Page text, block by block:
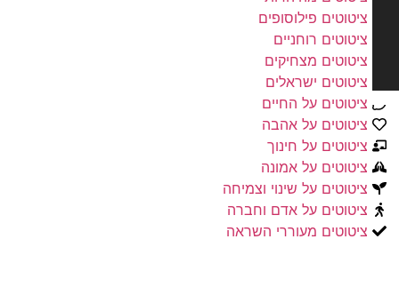
ציטוטים פילוסופים
ציטוטים רוחניים
ציטוטים מצחיקים
ציטוטים ישראלים
ציטוטים על החיים
ציטוטים על אהבה
ציטוטים על חינוך
ציטוטים על אמונה
ציטוטים על שינוי וצמיחה
ציטוטים על אדם וחברה
ציטוטים מעוררי השראה